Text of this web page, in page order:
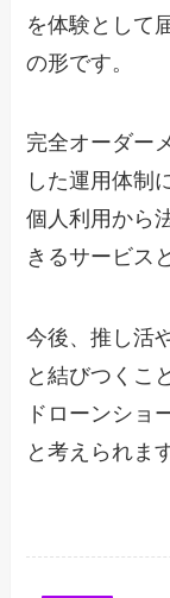
を体験として
の形です。
完全オーダー
した運用体制
個人利用から
きるサービス
今後、推し活
と結びつくこ
ドローンショ
と考えられま